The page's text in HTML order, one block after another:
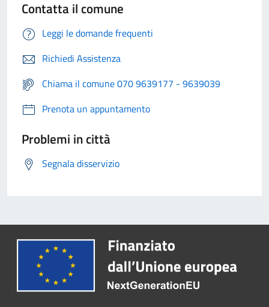
Contatta il comune
Leggi le domande frequenti
Richiedi Assistenza
Chiama il comune 070 9639177 - 9639039
Prenota un appuntamento
Problemi in città
Segnala disservizio